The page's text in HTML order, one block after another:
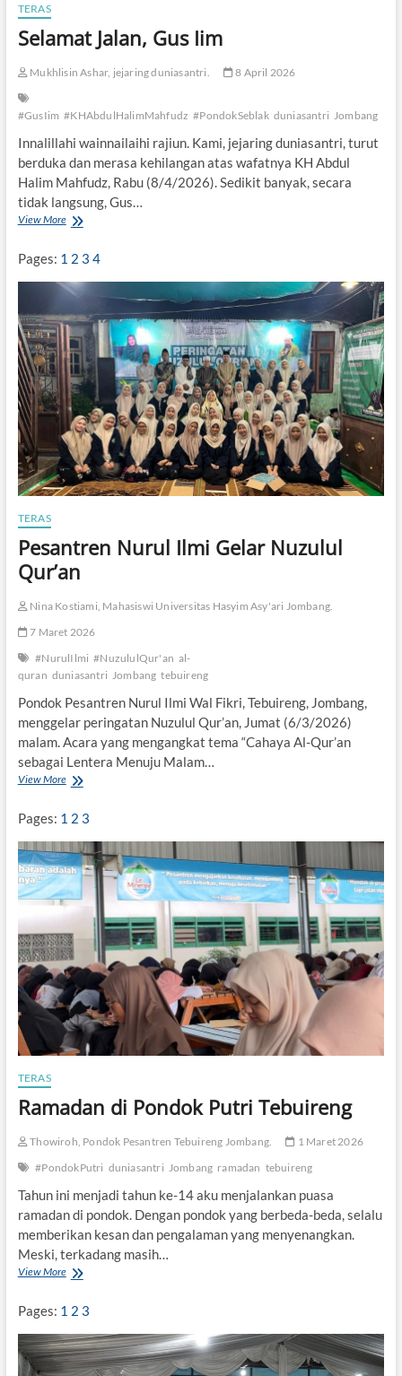
h
k
M
k
m
M
a
y
a
h
TERAS
Selamat Jalan, Gus Iim
Mukhlisin Ashar, jejaring duniasantri. 8 April 2026
#GusIim #KHAbdulHalimMahfudz #PondokSeblak duniasantri Jombang
Innalillahi wainnailaihi rajiun. Kami, jejaring duniasantri, turut
berduka dan merasa kehilangan atas wafatnya KH Abdul
Halim Mahfudz, Rabu (8/4/2026). Sedikit banyak, secara
tidak langsung, Gus…
View MoreS
a
m
t
a
l
a
n
,
G
u
s
i
Pages: 1 2 3 4
TERAS
Pesantren Nurul Ilmi Gelar Nuzulul
Qur’an
Nina Kostiami, Mahasiswi Universitas Hasyim Asy'ari Jombang.
7 Maret 2026
#NurulIlmi #NuzululQur'an al-
quran duniasantri Jombang tebuireng
Pondok Pesantren Nurul Ilmi Wal Fikri, Tebuireng, Jombang,
menggelar peringatan Nuzulul Qur’an, Jumat (6/3/2026)
malam. Acara yang mengangkat tema “Cahaya Al-Qur’an
sebagai Lentera Menuju Malam…
View MoreP
a
n
t
r
e
n
u
r
u
l
I
l
m
i
l
a
u
u
l
u
Q
u
n
Pages: 1 2 3
TERAS
Ramadan di Pondok Putri Tebuireng
Thowiroh, Pondok Pesantren Tebuireng Jombang.
1 Maret 2026
#PondokPutri duniasantri Jombang ramadan tebuireng
Tahun ini menjadi tahun ke-14 aku menjalankan puasa
ramadan di pondok. Dengan pondok yang berbeda-beda, selalu
memberikan kesan dan pengalaman yang menyenangkan.
Meski, terkadang masih…
View MoreR
m
a
d
a
Pages: 1 2 3